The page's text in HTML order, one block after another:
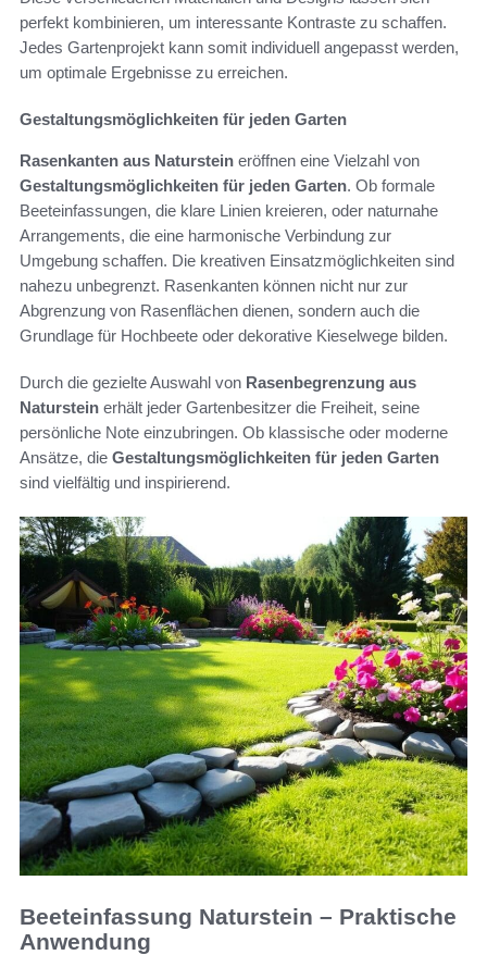
perfekt kombinieren, um interessante Kontraste zu schaffen.
Jedes Gartenprojekt kann somit individuell angepasst werden,
um optimale Ergebnisse zu erreichen.
Gestaltungsmöglichkeiten für jeden Garten
Rasenkanten aus Naturstein eröffnen eine Vielzahl von
Gestaltungsmöglichkeiten für jeden Garten. Ob formale
Beeteinfassungen, die klare Linien kreieren, oder naturnahe
Arrangements, die eine harmonische Verbindung zur
Umgebung schaffen. Die kreativen Einsatzmöglichkeiten sind
nahezu unbegrenzt. Rasenkanten können nicht nur zur
Abgrenzung von Rasenflächen dienen, sondern auch die
Grundlage für Hochbeete oder dekorative Kieselwege bilden.
Durch die gezielte Auswahl von Rasenbegrenzung aus
Naturstein erhält jeder Gartenbesitzer die Freiheit, seine
persönliche Note einzubringen. Ob klassische oder moderne
Ansätze, die Gestaltungsmöglichkeiten für jeden Garten
sind vielfältig und inspirierend.
Beeteinfassung Naturstein – Praktische
Anwendung